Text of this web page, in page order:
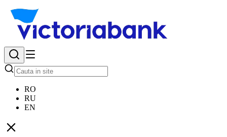
RO
RU
EN